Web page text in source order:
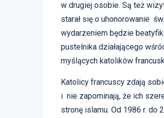
w drugiej osobie. Są też
starał się o uhonorowanie
wydarzeniem będzie
pustelnika działającego
myślących katolików
Katolicy francuscy zdają
i nie zapominają, że ich
stronę islamu. Od 1986 r. do